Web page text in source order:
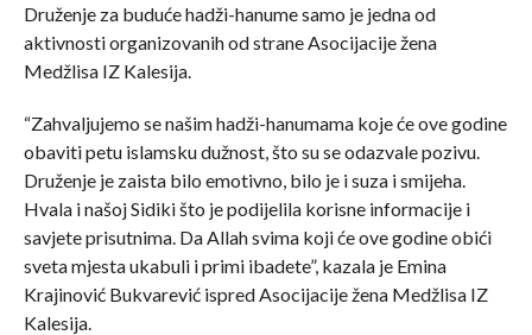
Druženje za buduće hadži-hanume samo je jedna od
aktivnosti organizovanih od strane Asocijacije žena
Medžlisa IZ Kalesija.
“Zahvaljujemo se našim hadži-hanumama koje će ove godine
obaviti petu islamsku dužnost, što su se odazvale pozivu.
Druženje je zaista bilo emotivno, bilo je i suza i smijeha.
Hvala i našoj Sidiki što je podijelila korisne informacije i
savjete prisutnima. Da Allah svima koji će ove godine obići
sveta mjesta ukabuli i primi ibadete”, kazala je Emina
Krajinović Bukvarević ispred Asocijacije žena Medžlisa IZ
Kalesija.